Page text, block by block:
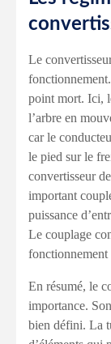
Le
point mort. Ici,
l’arbre en
car le
le pied sur le
convertisseur
important
puissance
Le couplage
fonctionnement
En résumé, le
importance.
bien défini. La